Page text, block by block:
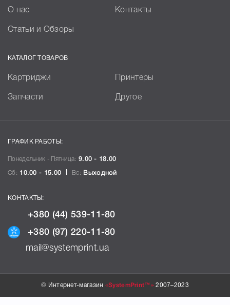
О нас Контакты
Статьи и Обзоры
КАТАЛОГ ТОВАРОВ
Картриджи Принтеры
Запчасти Другое
ГРАФИК РАБОТЫ:
Понедельник - Пятница: 9.00 - 18.00
Сб: 10.00 - 15.00 Вс: Выходной
КОНТАКТЫ:
+380 (44) 539-11-80
+380 (97) 220-11-80
mail@systemprint.ua
© Интернет-магазин «SystemPrint™» 2007–2023